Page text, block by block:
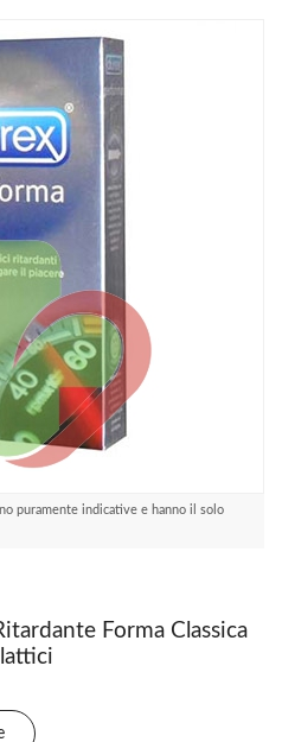
puramente indicative e hanno il solo
Forma Classica